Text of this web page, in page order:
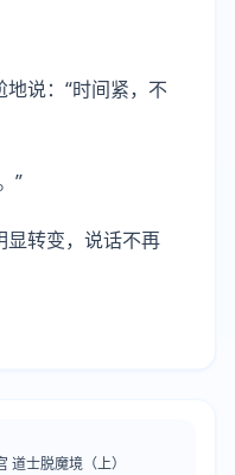
说：“时间紧，不
”
显转变，说话不再
道士脱魔境（上）